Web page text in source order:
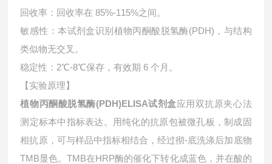
回收率：回收率在 85%-115%之间。
敏感性：本试剂盒识别植物丙酮酸脱氢酶(PDH)，与结构
类似物无交叉。
稳定性：2℃-8℃保存，有效期 6 个月。
【实验原理】
植物丙酮酸脱氢酶(PDH)ELISA试剂盒应用双抗原夹心法
测定标本中指标表达。用纯化的抗原包被微孔板，制成固
相抗原，可与样品中指标相结合，经过彻-底洗涤后加底物
TMB显色。TMB在HRP酶的催化下转化成蓝色，并在酸的